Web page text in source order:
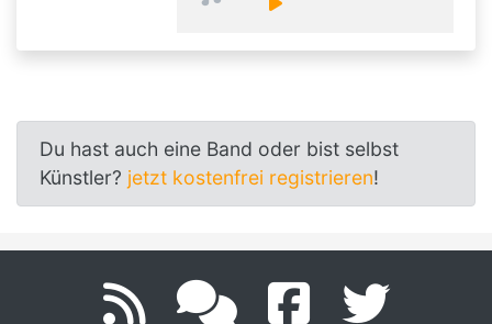
Du hast auch eine Band oder bist selbst
Künstler? jetzt kostenfrei registrieren!